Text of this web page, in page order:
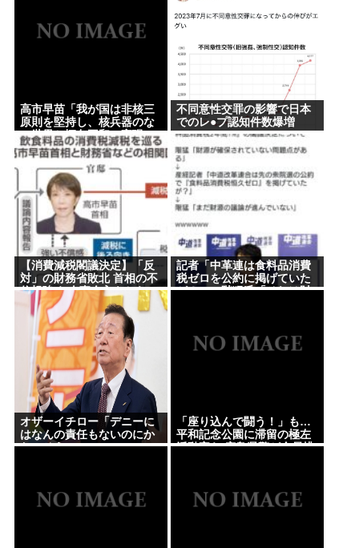
ジャップランド、フェミニストのレ●プ定義変更でレ
●プ認知件数爆増www
Powered by livedoor 相互RSS
高市早苗「我が国は非核三
原則を堅持し、核兵器のな
い世界と恒久平和の実現に
向けて力を尽くことをお誓
いする 」
不同意性交罪の影響で日本
でのレ●プ認知件数爆増
www
【消費減税閣議決定】「反
対」の財務省敗北 首相の不
信根強く 人事介入をちらつ
かされ…
記者「中革連は食料品消費
税ゼロを公約に掲げていた
が？」→階猛氏「それは財
オザーイチロー「デニーに
はなんの責任もないのにか
わいそう…」
「座り込んで闘う！」も…
平和記念公園に滞留の極左
活動家ら 広島県警が全員排